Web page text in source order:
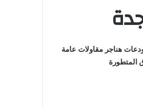
هناجر مقاولات عامة
المتطورة